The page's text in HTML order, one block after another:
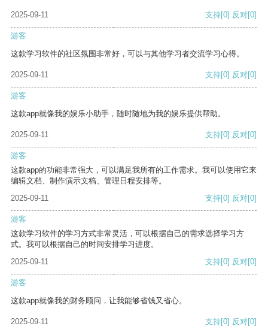
2025-09-11 支持[0] 反对[0]
游客
这款学习软件的社区氛围非常好，可以与其他学习者交流学习心得。
2025-09-11 支持[0] 反对[0]
游客
这款app就像我的娱乐小助手，随时随地为我的娱乐提供帮助。
2025-09-11 支持[0] 反对[0]
游客
这款app的功能非常强大，可以满足我所有的工作需求。我可以使用它来
编辑文档、制作演示文稿、管理日程安排等。
2025-09-11
支持[0] 反对[0]
游客
这款学习软件的学习方式非常灵活，可以根据自己的需求选择学习方
式。我可以根据自己的时间安排学习进度。
2025-09-11
支持[0] 反对[0]
游客
这款app就像我的财务顾问，让我能够省钱又省心。
2025-09-11 支持[0] 反对[0]